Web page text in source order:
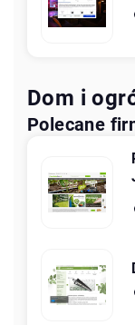
Dom i
Polecane